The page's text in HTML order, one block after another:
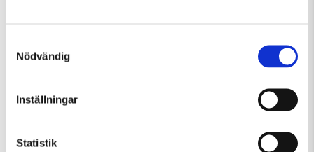
Nödvändig
Inställningar
Statistik
Guidad visning: Public Domain